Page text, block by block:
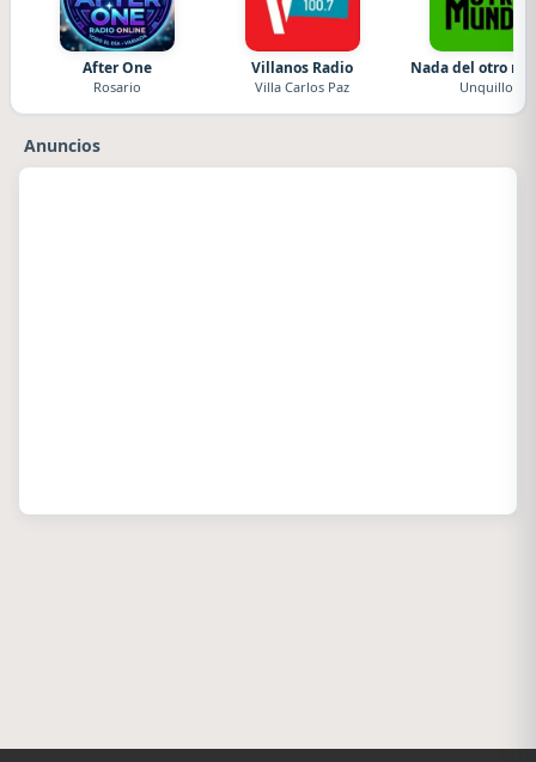
After One
Rosario
Villanos Radio
Villa Carlos Paz
Nada del otro
Unquillo
Anuncios